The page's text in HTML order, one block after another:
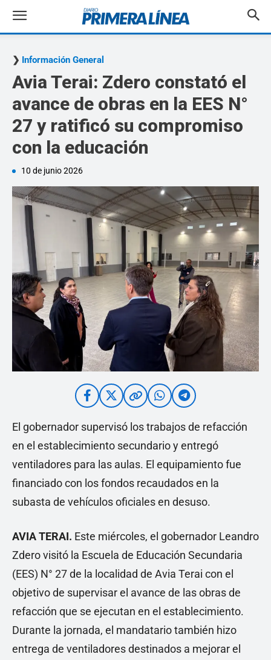
Información General
Avia Terai: Zdero constató el
avance de obras en la EES N°
27 y ratificó su compromiso
con la educación
10 de junio 2026
El gobernador supervisó los trabajos de refacción
en el establecimiento secundario y entregó
ventiladores para las aulas. El equipamiento fue
financiado con los fondos recaudados en la
subasta de vehículos oficiales en desuso.
AVIA TERAI. Este miércoles, el gobernador Leandro
Zdero visitó la Escuela de Educación Secundaria
(EES) N° 27 de la localidad de Avia Terai con el
objetivo de supervisar el avance de las obras de
refacción que se ejecutan en el establecimiento.
Durante la jornada, el mandatario también hizo
entrega de ventiladores destinados a mejorar el